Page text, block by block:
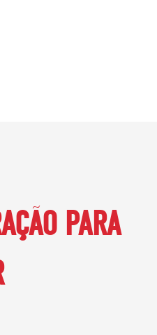
PARA